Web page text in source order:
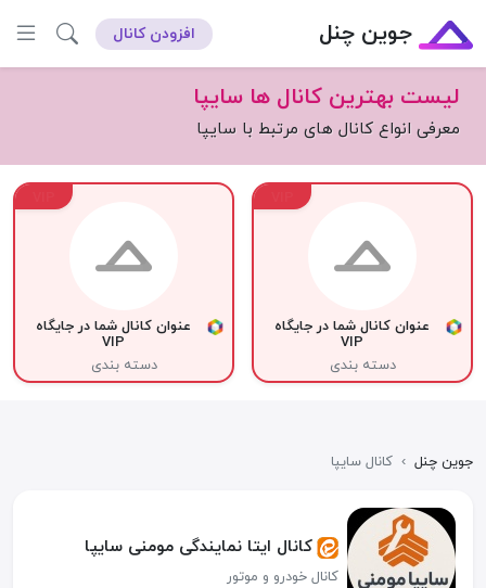
جوین چنل افزودن کانال
لیست بهترین کانال ها سایپا
معرفی انواع کانال های مرتبط با سایپا
عنوان کانال شما در جایگاه
VIP
دسته بندی
عنوان کانال شما در جایگاه
VIP
دسته بندی
جوین چنل › کانال سایپا
کانال ایتا نمایندگی مومنی سایپا
کانال خودرو و موتور